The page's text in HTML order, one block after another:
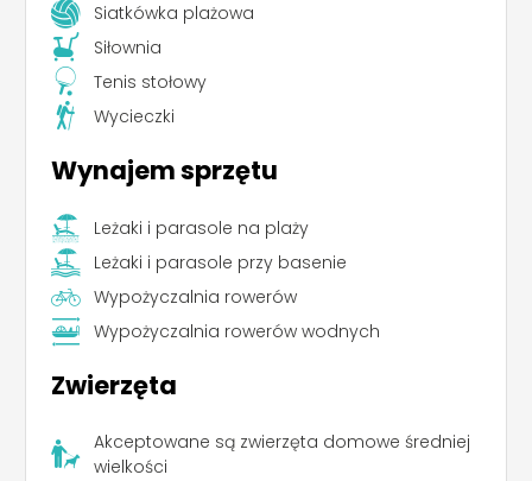
Siatkówka plażowa
Siłownia
Tenis stołowy
Wycieczki
Wynajem sprzętu
Leżaki i parasole na plaży
Leżaki i parasole przy basenie
Wypożyczalnia rowerów
Wypożyczalnia rowerów wodnych
Zwierzęta
Akceptowane są zwierzęta domowe średniej
wielkości